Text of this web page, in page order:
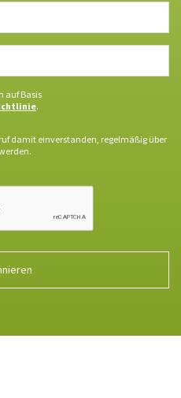
auf Basis
.
damit einverstanden, regelmäßig über